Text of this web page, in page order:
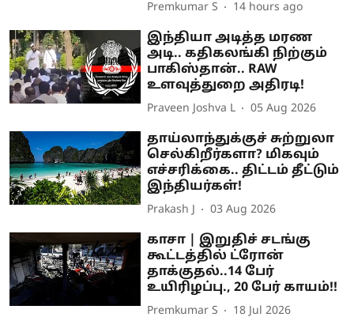
Premkumar S 14 hours ago
இந்தியா அடித்த மரண
அடி.. கதிகலங்கி நிற்கும்
பாகிஸ்தான்.. RAW
உளவுத்துறை அதிரடி!
Praveen Joshva L 05 Aug 2026
தாய்லாந்துக்குச் சுற்றுலா
செல்கிறீர்களா? மிகவும்
எச்சரிக்கை.. திட்டம் தீட்டும்
இந்தியர்கள்!
Prakash J 03 Aug 2026
காசா | இறுதிச் சடங்கு
கூட்டத்தில் ட்ரோன்
தாக்குதல்..14 பேர்
உயிரிழப்பு., 20 பேர் காயம்!!
Premkumar S 18 Jul 2026